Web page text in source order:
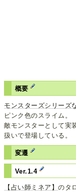
概要
モンスターズシリーズ
ピンク色のスライム。
敵モンスターとして実
扱いで登場している。
変遷
Ver.1.4
【占い師ミネア】のタ